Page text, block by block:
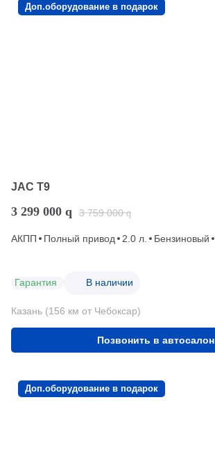
Доп.оборудование в подарок
JAC T9
3 299 000 q 3 759 000 q
АКПП Полный привод 2.0 л. Бензиновый
Гарантия В наличии
Казань (156 км от Чебоксар)
Позвонить в автосалон
Доп.оборудование в подарок